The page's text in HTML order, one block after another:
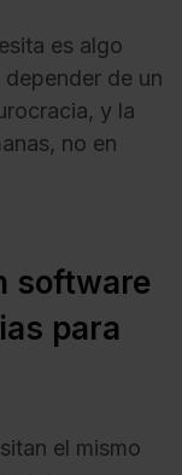
es algo
de un
y la
no en
software
para
el mismo